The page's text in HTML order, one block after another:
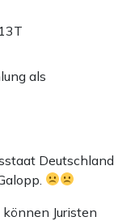
als
Deutschland
Juristen